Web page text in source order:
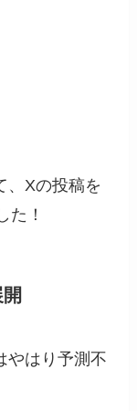
、Xの投稿を
た！
やはり予測不